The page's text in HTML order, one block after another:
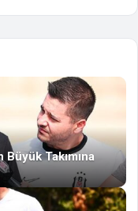
Takımına